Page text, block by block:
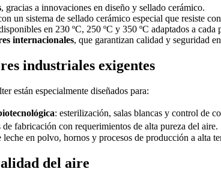
, gracias a innovaciones en diseño y sellado cerámico.
un sistema de sellado cerámico especial que resiste
en 230 ºC, 250 ºC y 350 ºC adaptados a cada
internacionales, que garantizan calidad y seguridad
industriales exigentes
están especialmente diseñados para:
: esterilización, salas blancas y control de
de fabricación con requerimientos de alta pureza del aire.
leche en polvo, hornos y procesos de producción a alta
del aire